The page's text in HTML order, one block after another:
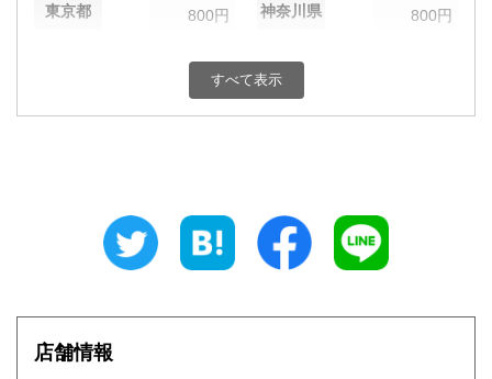
東京都 800円 神奈川県 800円
800円 富山県
800円 三重県
大阪府
すべて表示
店舗情報